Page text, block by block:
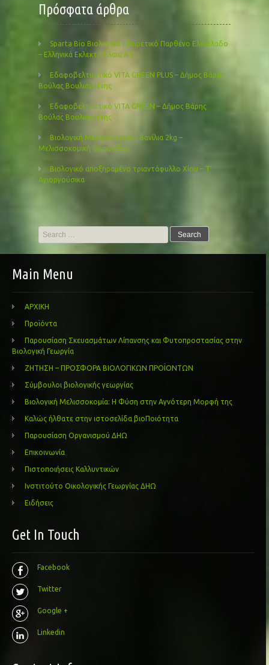
Πρόσφατα άρθρα
Sparta Bio Βιολογικό Εξαιρετικό Παρθένο Ελαιόλαδο
– Ελληνικά Εκλεκτά Έλαια Α.Ε.
Εδαφοβελτιωτικό VITA GREEN PLUS – Δήμος Βάρης
Βούλας Βουλιαγμένης
Εδαφοβελτιωτικό VITA GREEN – Δήμος Βάρης
Βούλας Βουλιαγμένης
Βιολογική Μελισσοτροφή Βανίλια 2kg –
Μελισσοκομική Θεσσαλίας
Βιολογικό αποξηραμένο τριαντάφυλλο Χίου – Τ’
Αγιοργούσικα
Search
for:
Main Menu
ΑΡΧΙΚΗ
Προϊόντα
Παρουσίαση Σκευασμάτων Λίπανσης και Φυτοπροστασίας στην
Βιολογική Γεωργία
ΖΗΤΗΣΗ – ΠΡΟΣΦΟΡΑ ΒΙΟΛΟΓΙΚΩΝ ΠΡΟΪΟΝΤΩΝ
Σύμβουλοι βιολογικής γεωργίας
Βιολογική Μελισσοκομία: Η Φύση στην Αγνότερη Μορφή της
Καλώς ήλθατε στην ιστοσελίδα βιοΠοιότητα
Παρουσίαση Οργανισμού ΔΗΩ
Επικοινωνία
Πιστοποιήσεις Καλλυντικών
Ινστιτούτο Οικολογικής Γεωργίας ΔΗΩ
Ειδήσεις
Get In Touch
Facebook
Twitter
Google +
Linkedin